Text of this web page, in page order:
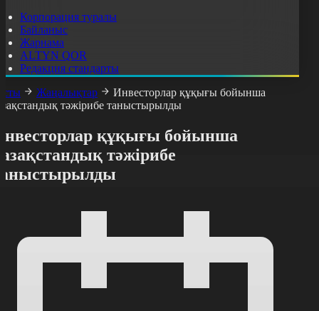
Корпорация туралы
Байланыс
Жарнама
ALTYN QOR
Редакция стандарты
Жаңалықтар
Инвесторлар құқығы бойынша
тәжірибе таныстырылды
құқығы бойынша
тәжірибе